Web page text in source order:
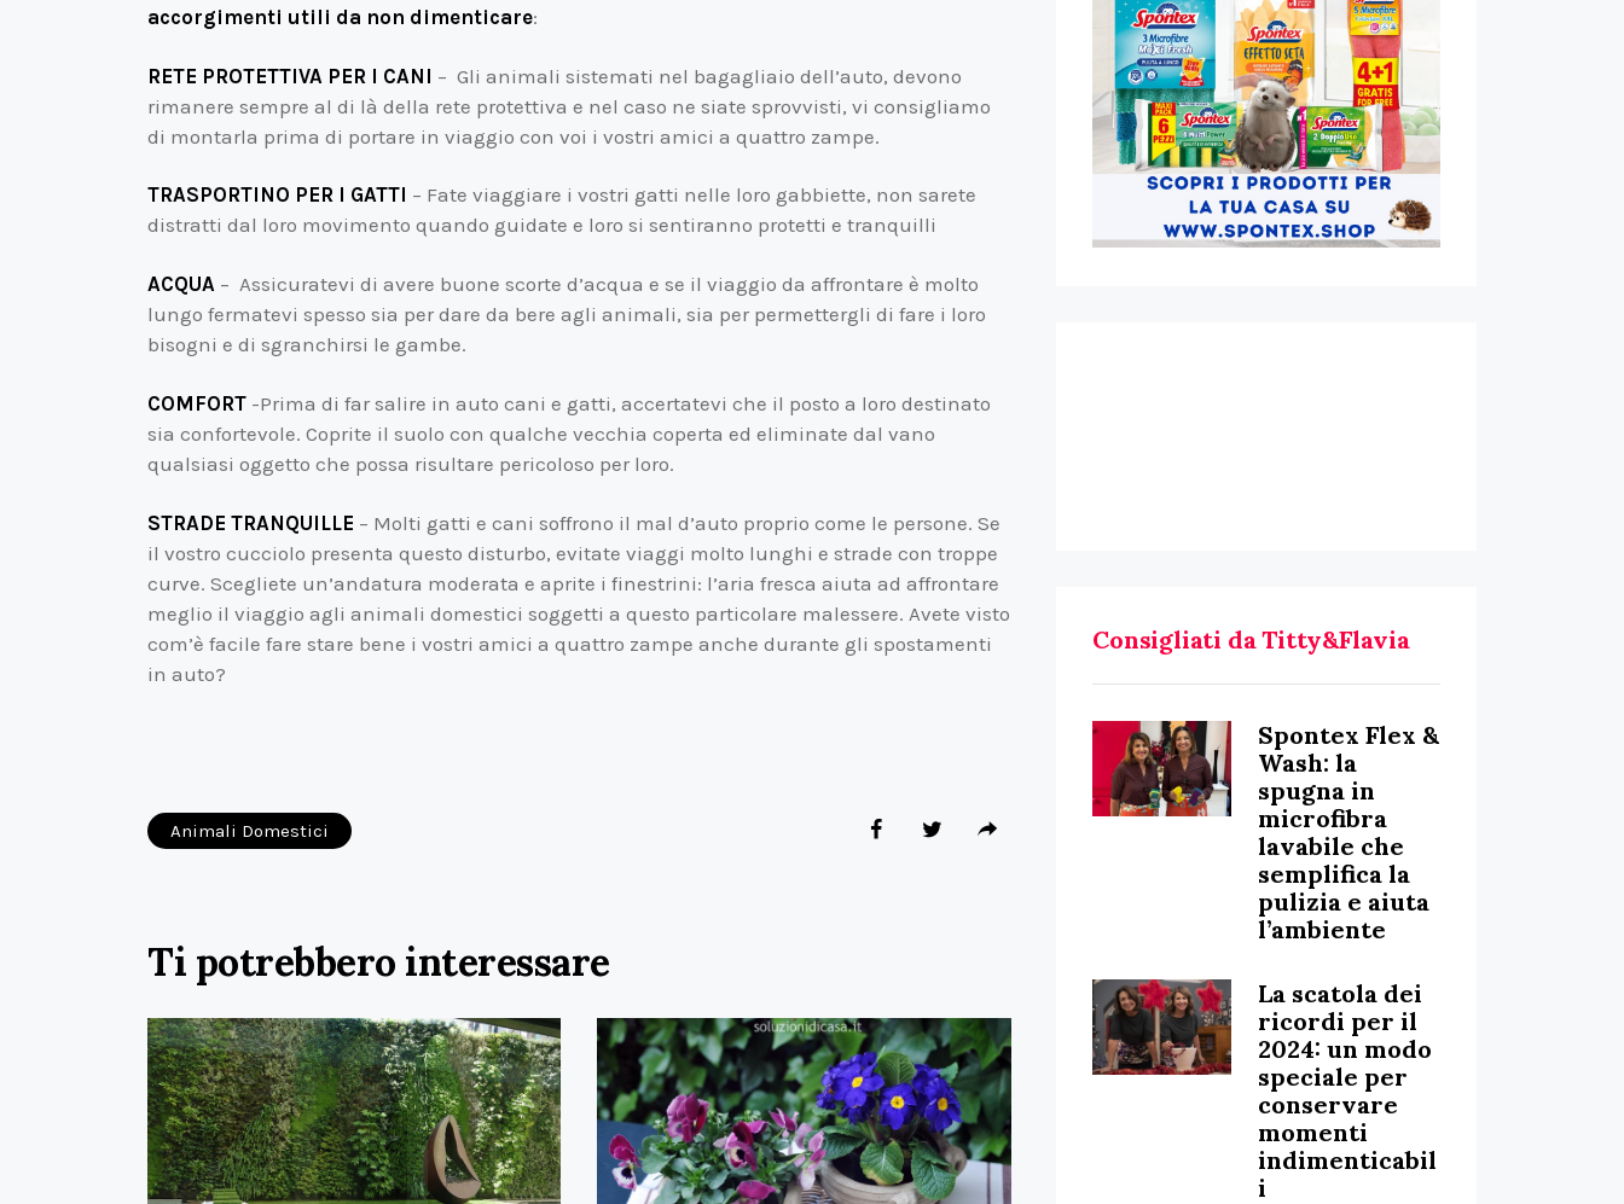
accorgimenti utili da non dimenticare:
RETE PROTETTIVA PER I CANI – Gli animali sistemati nel bagagliaio dell’auto, devono
rimanere sempre al di là della rete protettiva e nel caso ne siate sprovvisti, vi consigliamo
di montarla prima di portare in viaggio con voi i vostri amici a quattro zampe.
TRASPORTINO PER I GATTI – Fate viaggiare i vostri gatti nelle loro gabbiette, non sarete
distratti dal loro movimento quando guidate e loro si sentiranno protetti e tranquilli
ACQUA – Assicuratevi di avere buone scorte d’acqua e se il viaggio da affrontare è molto
lungo fermatevi spesso sia per dare da bere agli animali, sia per permettergli di fare i loro
bisogni e di sgranchirsi le gambe.
COMFORT -Prima di far salire in auto cani e gatti, accertatevi che il posto a loro destinato
sia confortevole. Coprite il suolo con qualche vecchia coperta ed eliminate dal vano
qualsiasi oggetto che possa risultare pericoloso per loro.
STRADE TRANQUILLE – Molti gatti e cani soffrono il mal d’auto proprio come le persone. Se
il vostro cucciolo presenta questo disturbo, evitate viaggi molto lunghi e strade con troppe
curve. Scegliete un’andatura moderata e aprite i finestrini: l’aria fresca aiuta ad affrontare
meglio il viaggio agli animali domestici soggetti a questo particolare malessere. Avete visto
com’è facile fare stare bene i vostri amici a quattro zampe anche durante gli spostamenti
in auto?
Animali Domestici
Ti potrebbero interessare
Consigliati da Titty&Flavia
Spontex Flex &
Wash: la
spugna in
microfibra
lavabile che
semplifica la
pulizia e aiuta
l’ambiente
La scatola dei
ricordi per il
2024: un modo
speciale per
conservare
momenti
indimenticabil
i